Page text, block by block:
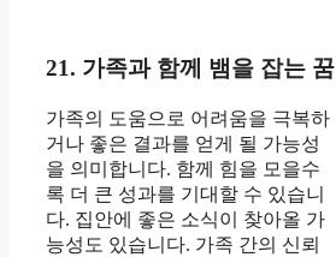
21. 가족과 함께 뱀을 잡는 꿈
가족의 도움으로 어려움을 극복하
거나 좋은 결과를 얻게 될 가능성
을 의미합니다. 함께 힘을 모을수
록 더 큰 성과를 기대할 수 있습니
다. 집안에 좋은 소식이 찾아올 가
능성도 있습니다. 가족 간의 신뢰